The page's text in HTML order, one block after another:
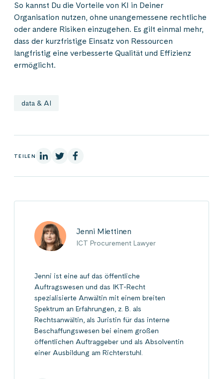
So kannst Du die Vorteile von KI in Deiner
Organisation nutzen, ohne unangemessene rechtliche
oder andere Risiken einzugehen. Es gilt einmal mehr,
dass der kurzfristige Einsatz von Ressourcen
langfristig eine verbesserte Qualität und Effizienz
ermöglicht.
data & AI
TEILEN Auf Linkedin
Auf X Auf Facebook
Jenni Miettinen
ICT Procurement Lawyer
Jenni ist eine auf das öffentliche
Auftragswesen und das IKT-Recht
spezialisierte Anwältin mit einem breiten
Spektrum an Erfahrungen, z. B. als
Rechtsanwältin, als Juristin für das interne
Beschaffungswesen bei einem großen
öffentlichen Auftraggeber und als Absolventin
einer Ausbildung am Richterstuhl.